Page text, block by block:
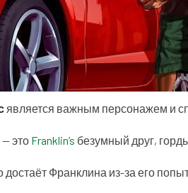
является важным персонажем и
это Franklin’s безумный друг,
Франклина из-за его